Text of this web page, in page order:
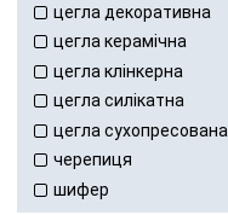
цегла декоративна
цегла керамічна
цегла клінкерна
цегла силікатна
цегла сухопресована
черепиця
шифер